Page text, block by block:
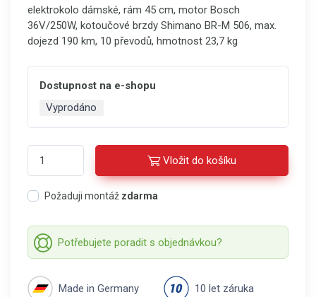
elektrokolo dámské, rám 45 cm, motor Bosch
36V/250W, kotoučové brzdy Shimano BR-M 506, max.
dojezd 190 km, 10 převodů, hmotnost 23,7 kg
Dostupnost na e-shopu
Vyprodáno
Vložit do košíku
Požaduji montáž zdarma
Potřebujete poradit s objednávkou?
Made in Germany 10 let záruka